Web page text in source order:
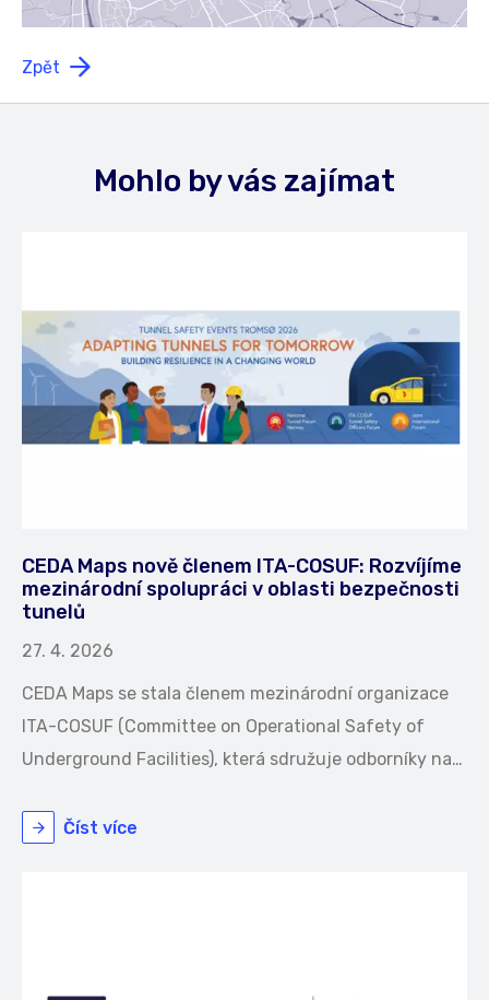
Zpět
Mohlo by vás zajímat
CEDA Maps nově členem ITA-COSUF: Rozvíjíme
mezinárodní spolupráci v oblasti bezpečnosti
tunelů
27. 4. 2026
CEDA Maps se stala členem mezinárodní organizace
ITA-COSUF (Committee on Operational Safety of
Underground Facilities), která sdružuje odborníky na…
Číst více